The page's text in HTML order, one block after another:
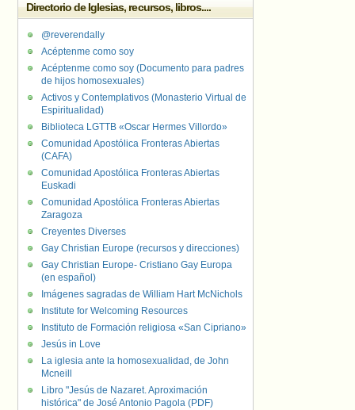
Directorio de Iglesias, recursos, libros....
@reverendally
Acéptenme como soy
Acéptenme como soy (Documento para padres
de hijos homosexuales)
Activos y Contemplativos (Monasterio Virtual de
Espiritualidad)
Biblioteca LGTTB «Oscar Hermes Villordo»
Comunidad Apostólica Fronteras Abiertas
(CAFA)
Comunidad Apostólica Fronteras Abiertas
Euskadi
Comunidad Apostólica Fronteras Abiertas
Zaragoza
Creyentes Diverses
Gay Christian Europe (recursos y direcciones)
Gay Christian Europe- Cristiano Gay Europa
(en español)
Imágenes sagradas de William Hart McNichols
Institute for Welcoming Resources
Instituto de Formación religiosa «San Cipriano»
Jesús in Love
La iglesia ante la homosexualidad, de John
Mcneill
Libro "Jesús de Nazaret. Aproximación
histórica" de José Antonio Pagola (PDF)